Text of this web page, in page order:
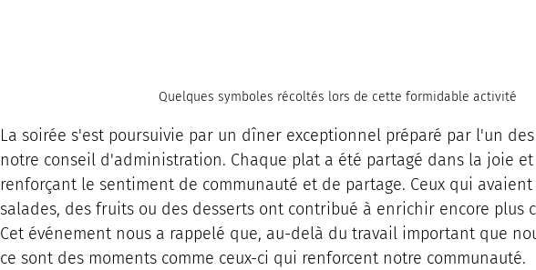
Quelques symboles récoltés lors de cette formidable activité
La soirée s'est poursuivie par un dîner exceptionnel préparé par l'un
notre conseil d'administration. Chaque plat a été partagé dans la joie
renforçant le sentiment de communauté et de partage. Ceux qui
salades, des fruits ou des desserts ont contribué à enrichir encore plus
Cet événement nous a rappelé que, au-delà du travail important que
ce sont des moments comme ceux-ci qui renforcent notre communauté.